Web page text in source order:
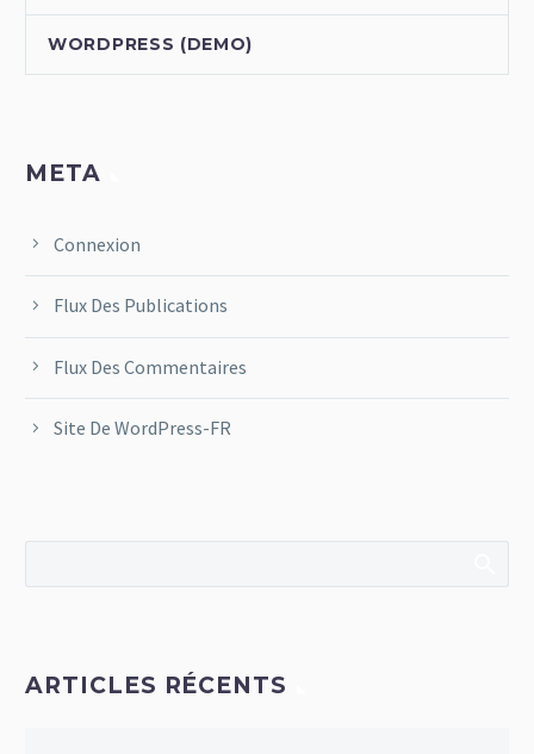
WORDPRESS (DEMO)
META
Connexion
Flux Des Publications
Flux Des Commentaires
Site De WordPress-FR
ARTICLES RÉCENTS